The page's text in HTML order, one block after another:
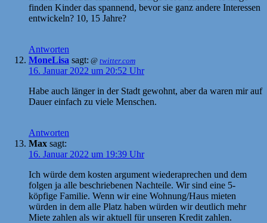
finden Kinder das spannend, bevor sie ganz andere Interessen
entwickeln? 10, 15 Jahre?
Antworten
MoneLisa sagt: @ twitter.com
16. Januar 2022 um 20:52 Uhr
Habe auch länger in der Stadt gewohnt, aber da waren mir auf
Dauer einfach zu viele Menschen.
Antworten
Max sagt:
16. Januar 2022 um 19:39 Uhr
Ich würde dem kosten argument wiederaprechen und dem
folgen ja alle beschriebenen Nachteile. Wir sind eine 5-
köpfige Familie. Wenn wir eine Wohnung/Haus mieten
würden in dem alle Platz haben würden wir deutlich mehr
Miete zahlen als wir aktuell für unseren Kredit zahlen.